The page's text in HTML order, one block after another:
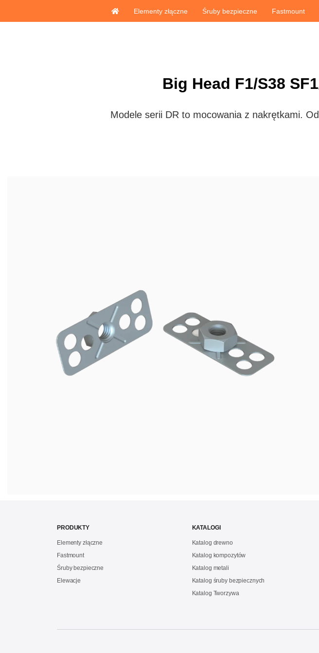
Elementy złączne Śruby bezpieczne Fastmount
Big Head F1/S38
Modele serii DR to mocowania z nakrętkami.
PRODUKTY
Elementy złączne
Fastmount
Śruby bezpieczne
Elewacje
KATALOGI
Katalog drewno
Katalog kompozytów
Katalog metali
Katalog śruby bezpiecznych
Katalog Tworzywa